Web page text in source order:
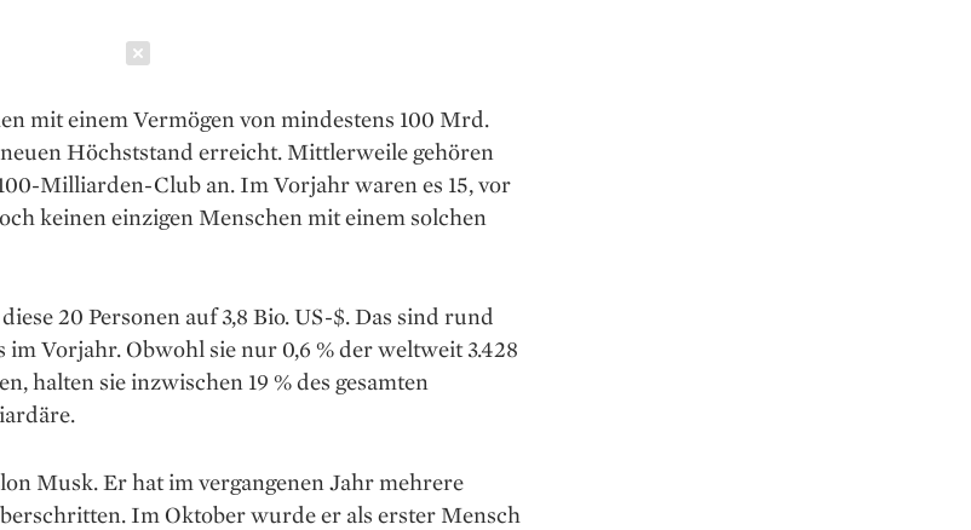
mit einem Vermögen von mindestens 100 Mrd.
Höchststand erreicht. Mittlerweile gehören
Milliarden-Club an. Im Vorjahr waren es 15, vor
keinen einzigen Menschen mit einem solchen
20 Personen auf 3,8 Bio. US-$. Das sind rund
im Vorjahr. Obwohl sie nur 0,6 % der weltweit 3.428
halten sie inzwischen 19 % des gesamten
Musk. Er hat im vergangenen Jahr mehrere
Im Oktober wurde er als erster Mensch